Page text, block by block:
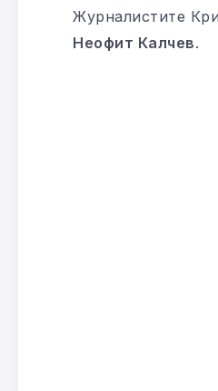
Журналистите
Неофит Калчев.